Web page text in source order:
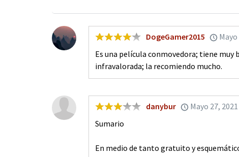
DogeGamer2015
Mayo
Es una película conmovedora; tiene muy
infravalorada; la recomiendo mucho.
danybur
Mayo 27, 2021
Sumario
En medio de tanto gratuito y